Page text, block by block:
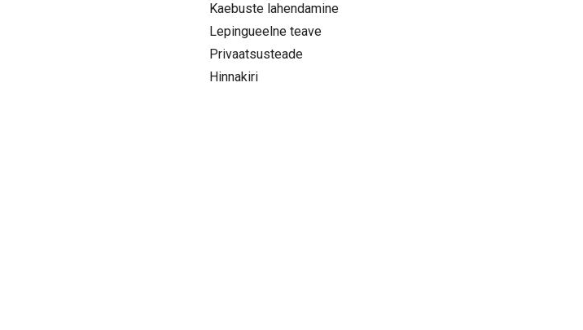
Kaebuste lahendamine
Lepingueelne teave
Privaatsusteade
Hinnakiri